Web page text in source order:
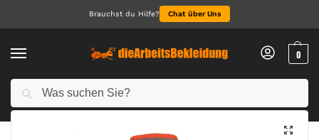
Brauchst du Hilfe? Chat über Uns
0
Start Arbeitsbekleidung / Fluo Kensington Jacket